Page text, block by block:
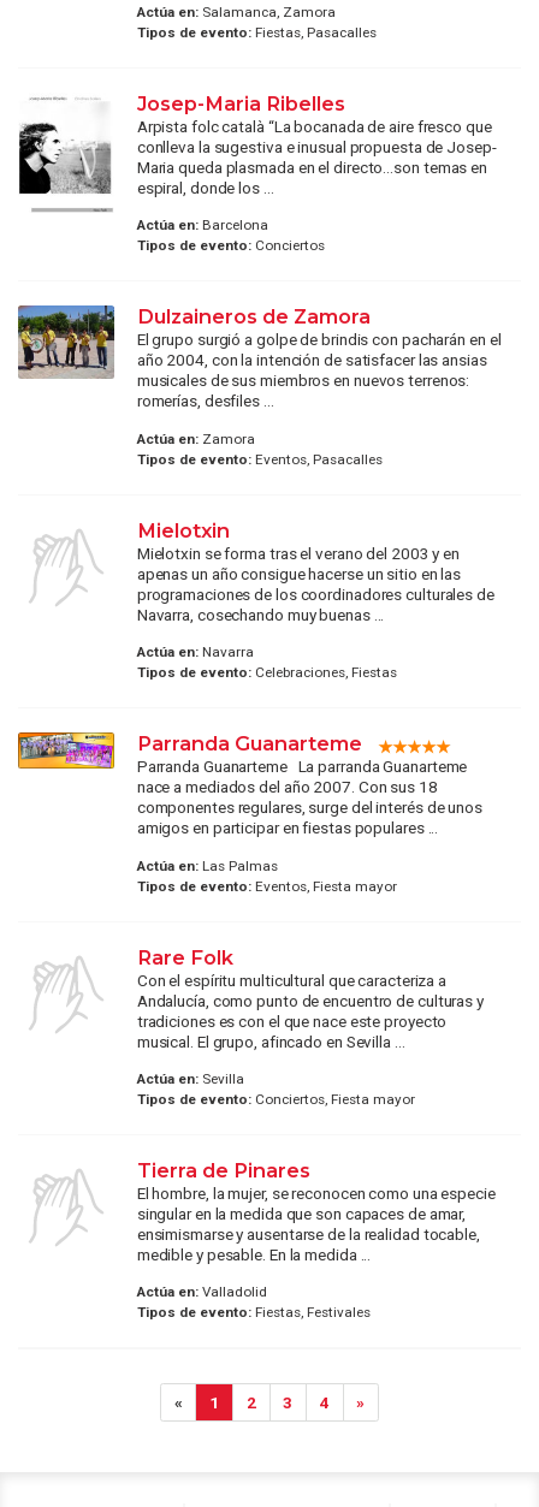
Actúa en:Salamanca, Zamora
Tipos de evento:Fiestas, Pasacalles
Josep-Maria Ribelles
Arpista folc català “La bocanada de aire fresco que
conlleva la sugestiva e inusual propuesta de Josep-
Maria queda plasmada en el directo…son temas en
espiral, donde los ...
Actúa en:Barcelona
Tipos de evento:Conciertos
Dulzaineros de Zamora
El grupo surgió a golpe de brindis con pacharán en el
año 2004, con la intención de satisfacer las ansias
musicales de sus miembros en nuevos terrenos:
romerías, desfiles ...
Actúa en:Zamora
Tipos de evento:Eventos, Pasacalles
Mielotxin
Mielotxin se forma tras el verano del 2003 y en
apenas un año consigue hacerse un sitio en las
programaciones de los coordinadores culturales de
Navarra, cosechando muy buenas ...
Actúa en:Navarra
Tipos de evento:Celebraciones, Fiestas
Parranda Guanarteme
Parranda Guanarteme La parranda Guanarteme
nace a mediados del año 2007. Con sus 18
componentes regulares, surge del interés de unos
amigos en participar en fiestas populares ...
Actúa en:Las Palmas
Tipos de evento:Eventos, Fiesta mayor
Rare Folk
Con el espíritu multicultural que caracteriza a
Andalucía, como punto de encuentro de culturas y
tradiciones es con el que nace este proyecto
musical. El grupo, afincado en Sevilla ...
Actúa en:Sevilla
Tipos de evento:Conciertos, Fiesta mayor
Tierra de Pinares
El hombre, la mujer, se reconocen como una especie
singular en la medida que son capaces de amar,
ensimismarse y ausentarse de la realidad tocable,
medible y pesable. En la medida ...
Actúa en:Valladolid
Tipos de evento:Fiestas, Festivales
« 1 2 3 4 »